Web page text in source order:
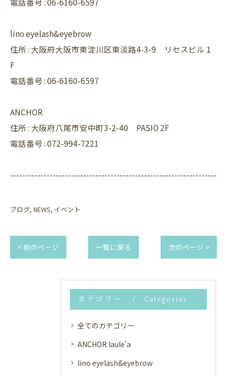
lino eyelash&eyebrow
住所 : 大阪府大阪市東淀川区東淡路4-3-9 リセスビル１
F
電話番号 : 06-6160-6597
ANCHOR
住所 : 大阪府八尾市安中町3-2-40 PASIO 2F
電話番号 : 072-994-7221
--------------------------------------------------------------------
ブログ NEWS イベント
< 前のページ 一覧に戻る 次のページ >
カテゴリー Categories
全てのカテゴリー
ANCHOR laule'a
lino eyelash&eyebrow